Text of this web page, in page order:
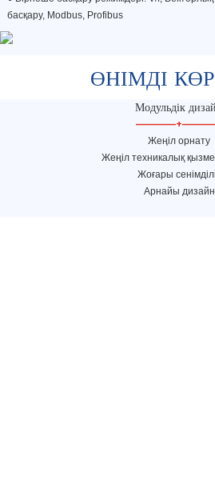
басқару, Modbus, Profibus
ӨНІМДІ
Модульдік
—————+
Жеңіл орнату
Жеңіл техникалық
Жоғары
Арнайы дизайн